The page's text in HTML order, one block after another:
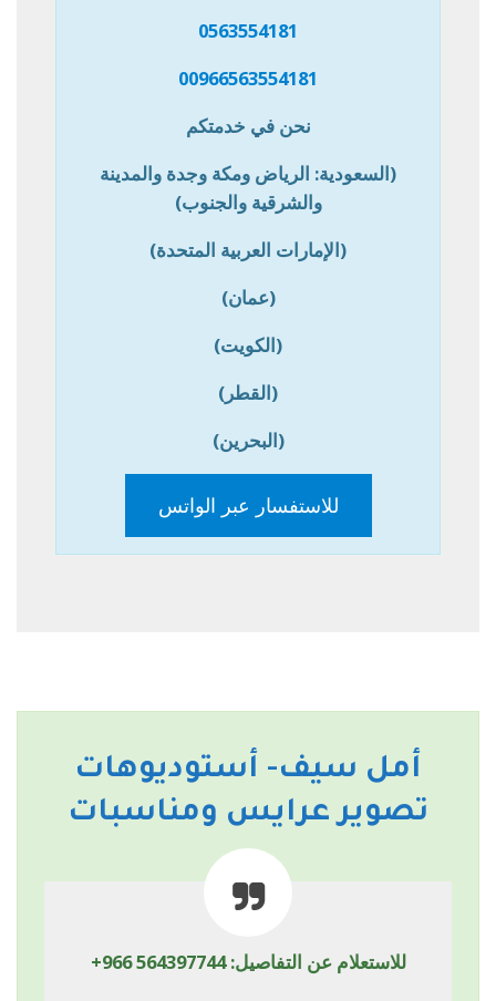
0563554181
00966563554181
نحن في خدمتكم
(السعودية: الرياض ومكة وجدة والمدينة
والشرقية والجنوب)
(الإمارات العربية المتحدة)
(عمان)
(الكويت)
(القطر)
(البحرين)
للاستفسار عبر الواتس
أمل سيف- أستوديوهات
تصوير عرايس ومناسبات
للاستعلام عن التفاصيل:+966 564397744